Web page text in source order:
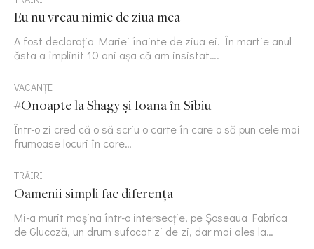
Eu nu vreau nimic de ziua mea
A fost declarația Mariei înainte de ziua ei. În martie anul
ăsta a împlinit 10 ani așa că am insistat….
VACANȚE
#Onoapte la Shagy și Ioana în Sibiu
Într-o zi cred că o să scriu o carte în care o să pun cele mai
frumoase locuri în care…
TRĂIRI
Oamenii simpli fac diferența
Mi-a murit mașina într-o intersecție, pe Șoseaua Fabrica
de Glucoză, un drum sufocat zi de zi, dar mai ales la…